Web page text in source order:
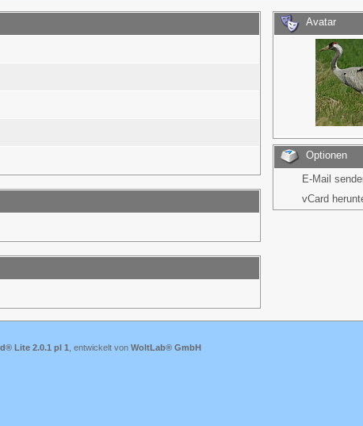
Avatar
Optionen
E-Mail
vCard
Lite 2.0.1 pl 1 , entwickelt von WoltLab® GmbH